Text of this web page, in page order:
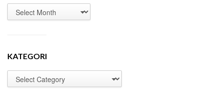
KATEGORI